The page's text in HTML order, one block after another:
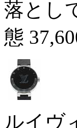
落とし
態
ルイヴ